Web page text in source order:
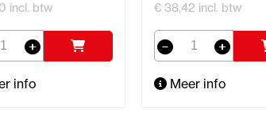
incl. btw
info
€ 38,42 incl. btw
Meer info